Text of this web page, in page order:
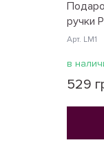
ручки
Арт. LM1
в
529